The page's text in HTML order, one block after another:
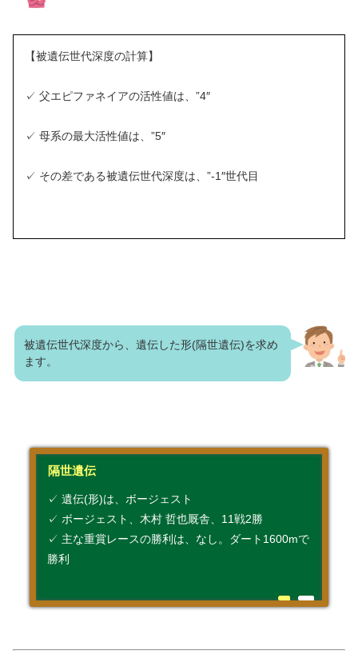
【被遺伝世代深度の計算】
✓ 父エピファネイアの活性値は、”4″
✓ 母系の最大活性値は、”5″
✓ その差である被遺伝世代深度は、”-1″世代目
被遺伝世代深度から、遺伝した形(隔世遺伝)を求め
ます。
隔世遺伝
✓ 遺伝(形)は、ボージェスト
✓ ボージェスト、木村 哲也厩舎、11戦2勝
✓ 主な重賞レースの勝利は、なし。ダート1600mで
勝利